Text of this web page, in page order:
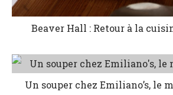
Beaver Hall : Retour à la
Un souper chez Emiliano’s, le